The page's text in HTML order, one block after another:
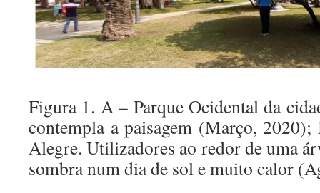
Figura 1. A – Parque Ocidental da
contempla a paisagem (Março,
Alegre. Utilizadores ao redor de uma
sombra num dia de sol e muito calor